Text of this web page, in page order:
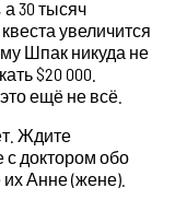
30 тысяч
увеличится
Шпак никуда не
$20 000.
ещё не всё.
Ждите
доктором обо
Анне (жене).